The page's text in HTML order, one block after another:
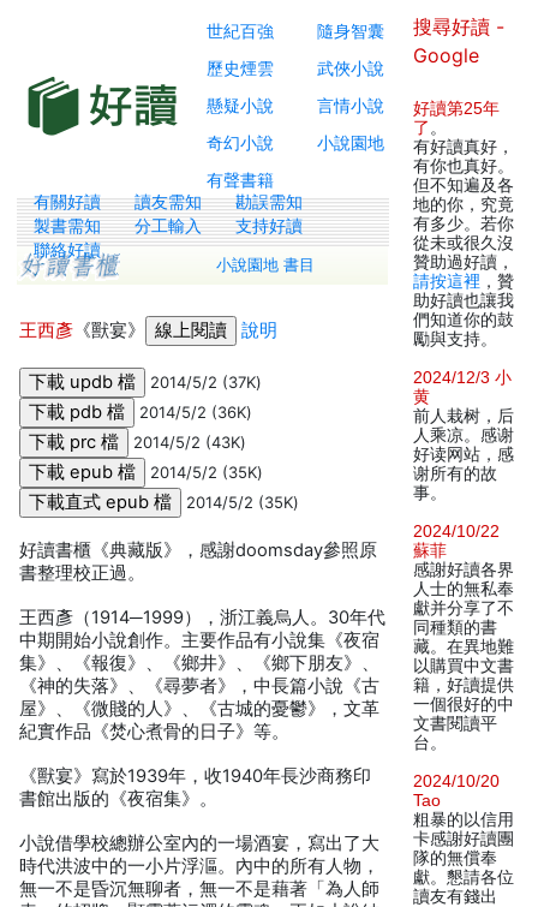
世紀百強
隨身智囊
歷史煙雲
武俠小說
懸疑小說
言情小說
奇幻小說
小說園地
有聲書籍
有關好讀 讀友需知
勘誤需知
製書需知
分工輸入
支持好讀
聯絡好讀
小說園地 書目
王西彥 《獸宴》 說明
2014/5/2 (37K)
2014/5/2 (36K)
2014/5/2 (43K)
2014/5/2 (35K)
2014/5/2 (35K)
好讀書櫃《典藏版》，感謝doomsday參照原
書整理校正過。
王西彥（1914─1999），浙江義烏人。30年代
中期開始小說創作。主要作品有小說集《夜宿
集》、《報復》、《鄉井》、《鄉下朋友》、
《神的失落》、《尋夢者》，中長篇小說《古
屋》、《微賤的人》、《古城的憂鬱》，文革
紀實作品《焚心煮骨的日子》等。
《獸宴》寫於1939年，收1940年長沙商務印
書館出版的《夜宿集》​​。
小說借學校總辦公室內的一場酒宴，寫出了大
時代洪波中的一小片浮漚。內中的所有人物，
無一不是昏沉無聊者，無一不是藉著「為人師
搜尋好讀 -
Google
好讀第25年
了 。
有好讀真好，
有你也真好。
但不知遍及各
地的你，究竟
有多少。若你
從未或很久沒
贊助過好讀，
請按這裡 ，贊
助好讀也讓我
們知道你的鼓
勵與支持。
2024/12/3 小
黄
前人栽树，后
人乘凉。感谢
好读网站，感
谢所有的故
事。
2024/10/22
蘇菲
感謝好讀各界
人士的無私奉
獻并分享了不
同種類的書
藏。在異地難
以購買中文書
籍，好讀提供
一個很好的中
文書閱讀平
台。
2024/10/20
Tao
粗暴的以信用
卡感謝好讀團
隊的無償奉
獻。懇請各位
讀友有錢出